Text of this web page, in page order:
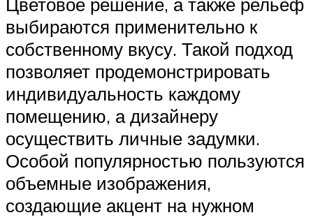
выбираются применительно к
собственному вкусу. Такой подход
позволяет продемонстрировать
индивидуальность каждому
помещению, а дизайнеру
осуществить личные задумки.
Особой популярностью пользуются
объемные изображения,
создающие акцент на нужном